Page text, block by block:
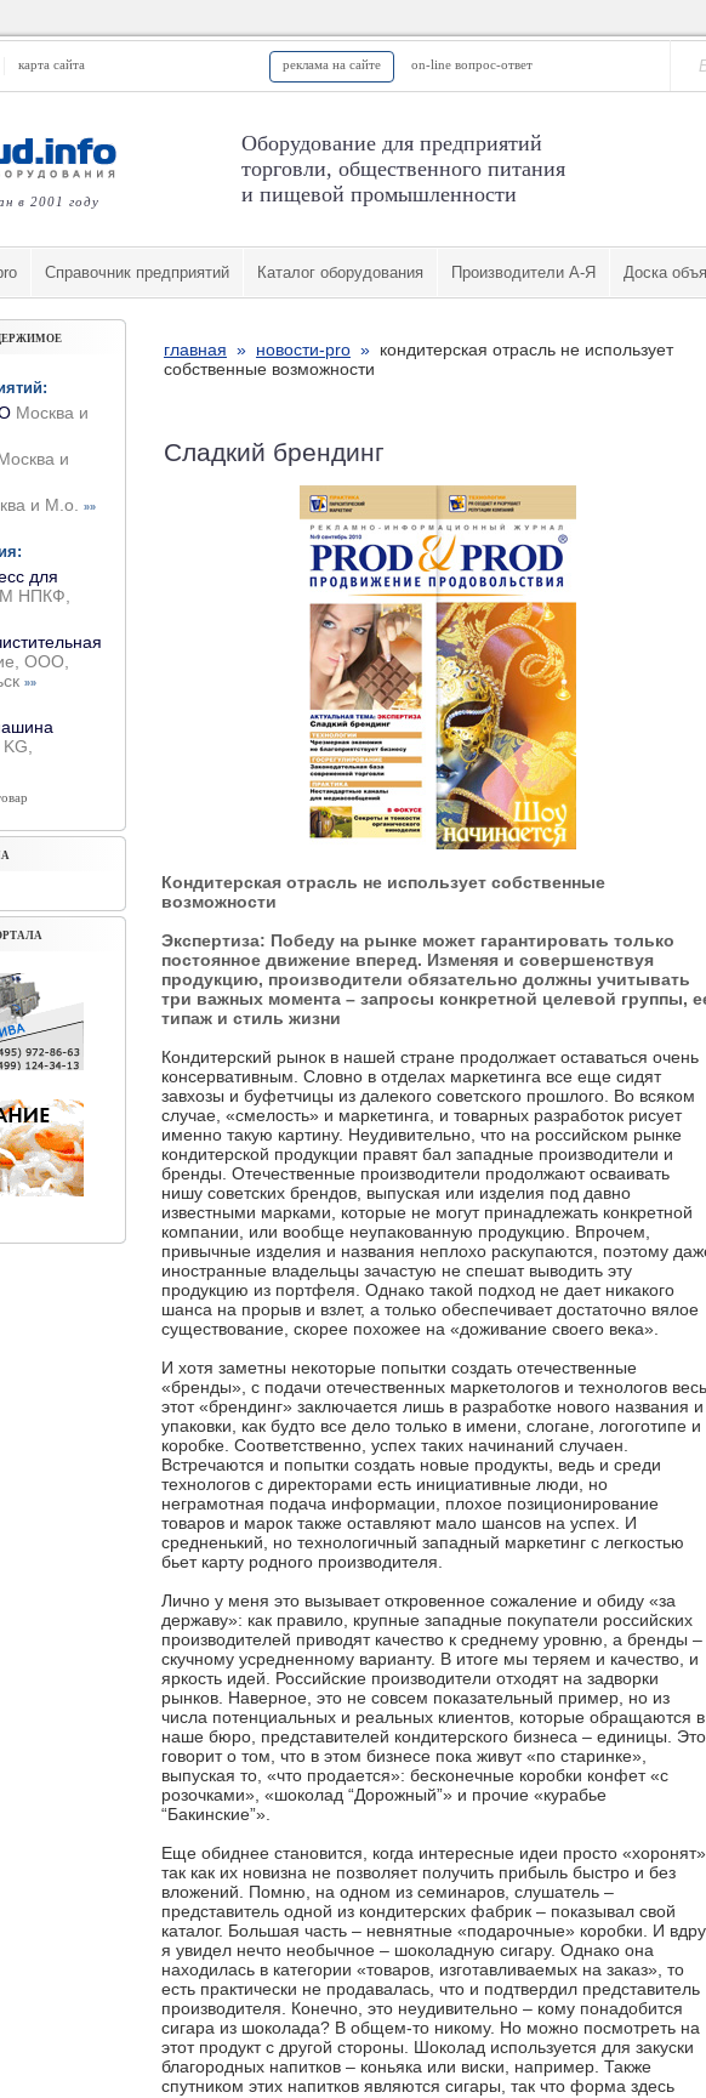
карта сайта реклама на сайте on-line вопрос-ответ
в 2001 году
Оборудование для предприятий
торговли, общественного питания
и пищевой промышленности
Cправочник предприятий Каталог оборудования Производители А-Я Доска
главная » новости-pro » кондитерская отрасль не использует
собственные возможности
Сладкий брендинг
Кондитерская отрасль не использует собственные
возможности
Экспертиза: Победу на рынке может гарантировать только
постоянное движение вперед. Изменяя и совершенствуя
продукцию, производители обязательно должны учитывать
три важных момента – запросы конкретной целевой группы,
типаж и стиль жизни
Кондитерский рынок в нашей стране продолжает оставаться очень
консервативным. Словно в отделах маркетинга все еще сидят
завхозы и буфетчицы из далекого советского прошлого. Во всяком
случае, «смелость» и маркетинга, и товарных разработок рисует
именно такую картину. Неудивительно, что на российском рынке
кондитерской продукции правят бал западные производители и
бренды. Отечественные производители продолжают осваивать
нишу советских брендов, выпуская или изделия под давно
известными марками, которые не могут принадлежать конкретной
компании, или вообще неупакованную продукцию. Впрочем,
привычные изделия и названия неплохо раскупаются, поэтому
иностранные владельцы зачастую не спешат выводить эту
продукцию из портфеля. Однако такой подход не дает никакого
шанса на прорыв и взлет, а только обеспечивает достаточно вялое
существование, скорее похожее на «доживание своего века».
И хотя заметны некоторые попытки создать отечественные
«бренды», с подачи отечественных маркетологов и технологов весь
этот «брендинг» заключается лишь в разработке нового названия и
упаковки, как будто все дело только в имени, слогане, логоготипе и
коробке. Соответственно, успех таких начинаний случаен.
Встречаются и попытки создать новые продукты, ведь и среди
технологов с директорами есть инициативные люди, но
неграмотная подача информации, плохое позиционирование
товаров и марок также оставляют мало шансов на успех. И
средненький, но технологичный западный маркетинг с легкостью
бьет карту родного производителя.
Лично у меня это вызывает откровенное сожаление и обиду «за
державу»: как правило, крупные западные покупатели российских
производителей приводят качество к среднему уровню, а бренды –
скучному усредненному варианту. В итоге мы теряем и качество, и
яркость идей. Российские производители отходят на задворки
рынков. Наверное, это не совсем показательный пример, но из
числа потенциальных и реальных клиентов, которые обращаются в
наше бюро, представителей кондитерского бизнеса – единицы. Это
говорит о том, что в этом бизнесе пока живут «по старинке»,
выпуская то, «что продается»: бесконечные коробки конфет «с
розочками», «шоколад “Дорожный”» и прочие «курабье
“Бакинские”».
Еще обиднее становится, когда интересные идеи просто
так как их новизна не позволяет получить прибыль быстро и без
вложений. Помню, на одном из семинаров, слушатель –
представитель одной из кондитерских фабрик – показывал свой
каталог. Большая часть – невнятные «подарочные» коробки. И
я увидел нечто необычное – шоколадную сигару. Однако она
находилась в категории «товаров, изготавливаемых на заказ», то
есть практически не продавалась, что и подтвердил представитель
производителя. Конечно, это неудивительно – кому понадобится
сигара из шоколада? В общем-то никому. Но можно посмотреть на
этот продукт с другой стороны. Шоколад используется для закуски
благородных напитков – коньяка или виски, например. Также
спутником этих напитков являются сигары, так что форма здесь
Москва и
и
и М.о. »»
для
НПКФ,
ООО,
»»